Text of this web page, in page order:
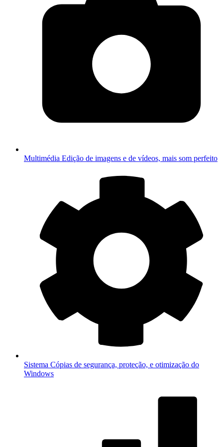
Multimédia Edição de imagens e de vídeos, mais som perfeito
Sistema Cópias de segurança, proteção, e otimização do
Windows